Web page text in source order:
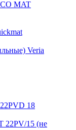
MAT
Veria
18
22PV/15 (не